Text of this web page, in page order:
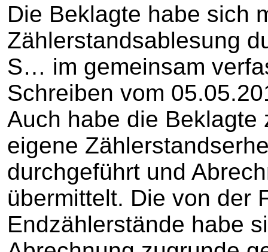
Die Beklagte habe sich
Zählerstandsablesung
S… im gemeinsam
Schreiben vom
Auch habe die Beklagte
eigene
durchgeführt und
übermittelt. Die von der
Endzählerstände habe